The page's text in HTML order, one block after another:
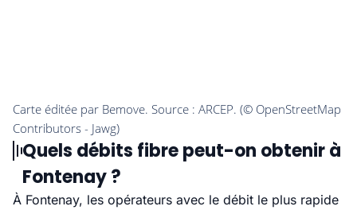
Quels débits fibre peut-on obtenir à
Fontenay ?
À Fontenay, les opérateurs avec le débit le plus rapide